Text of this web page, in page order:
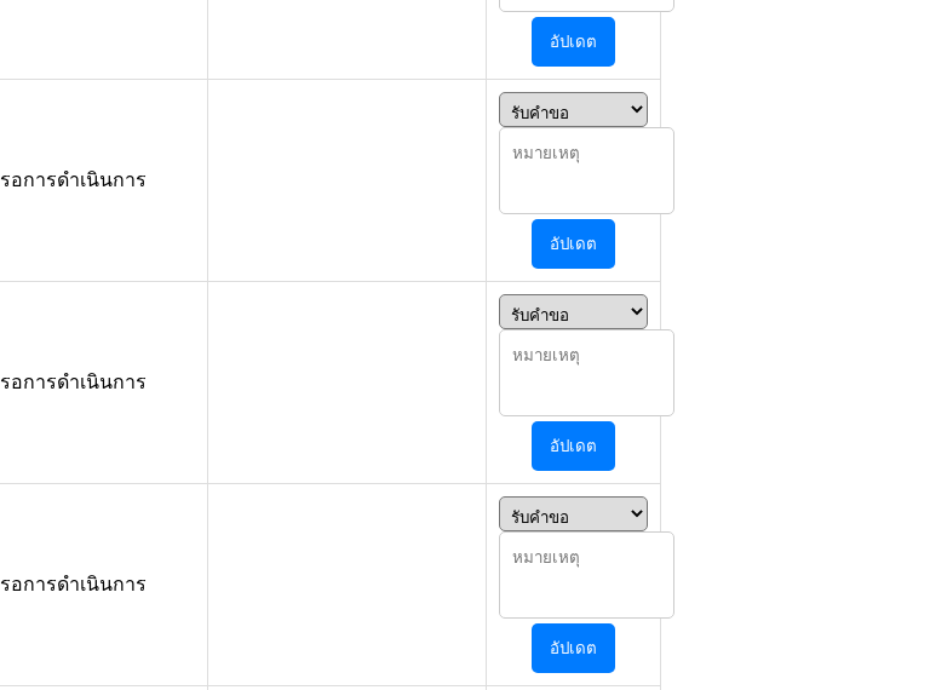
อัปเดต
รอการดำเนินการ
อัปเดต
รอการดำเนินการ
อัปเดต
รอการดำเนินการ
อัปเดต